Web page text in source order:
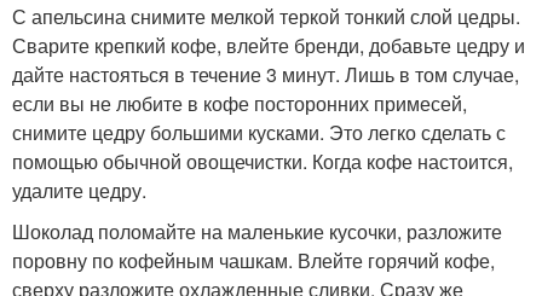
С апельсина снимите мелкой теркой тонкий слой цедры.
Сварите крепкий кофе, влейте бренди, добавьте цедру и
дайте настояться в течение 3 минут. Лишь в том случае,
если вы не любите в кофе посторонних примесей,
снимите цедру большими кусками. Это легко сделать с
помощью обычной овощечистки. Когда кофе настоится,
удалите цедру.
Шоколад поломайте на маленькие кусочки, разложите
поровну по кофейным чашкам. Влейте горячий кофе,
сверху разложите охлажденные сливки. Сразу же